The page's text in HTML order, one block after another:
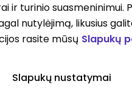
ieškote darbo?*
Pridėti naują
Kokios srities darbo
Pridėti naują
ir turinio suasmeninimui.
nutylėjimą, likusius
rasite mūsų Slapukų
Slapukų nustatymai